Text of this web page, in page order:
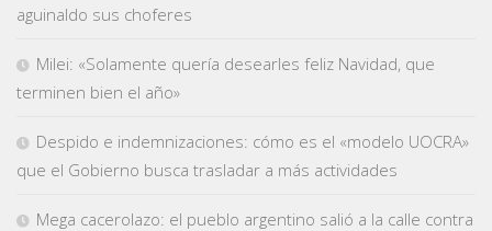
aguinaldo sus choferes
Milei: «Solamente quería desearles feliz Navidad, que
terminen bien el año»
Despido e indemnizaciones: cómo es el «modelo UOCRA»
que el Gobierno busca trasladar a más actividades
Mega cacerolazo: el pueblo argentino salió a la calle contra